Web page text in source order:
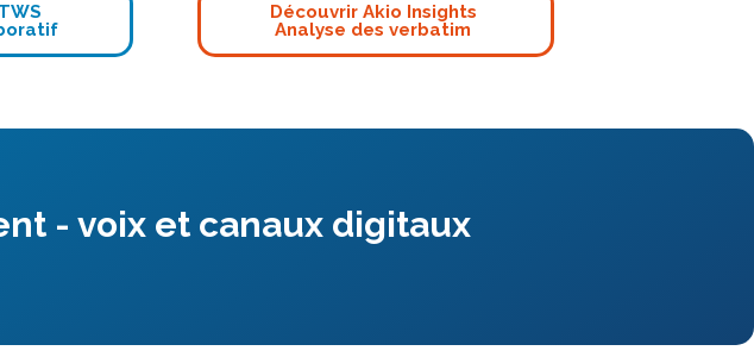
Découvrir Akio Insights
Analyse des verbatim
- voix et canaux digitaux